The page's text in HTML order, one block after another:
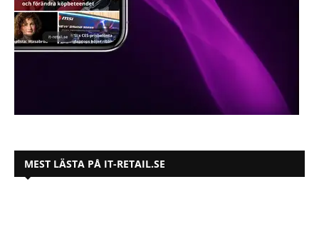
MEST LÄSTA PÅ IT-RETAIL.SE